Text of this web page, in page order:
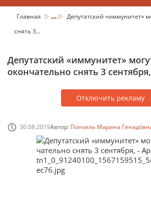
Главная ...
Депутатский «иммунитет»
снять 3...
Депутатский «иммунитет»
окончательно снять 3
Отключить рекламу
30.08.2019Автор: Понзель Марина